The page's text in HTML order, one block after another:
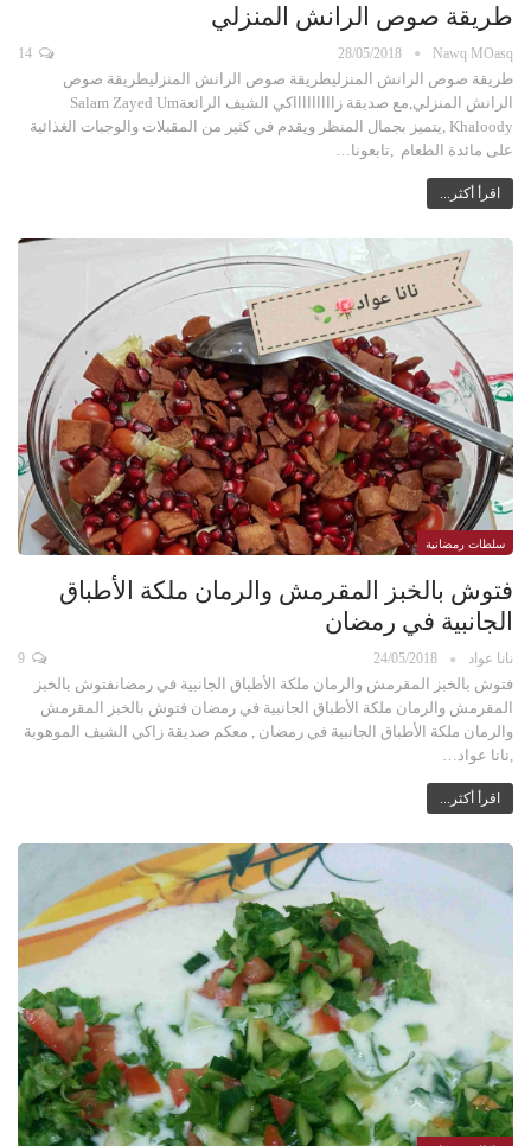
طريقة صوص الرانش المنزلي
Nawq MOasq
28/05/2018
طريقة صوص الرانش المنزليطريقة صوص الرانش المنزليطريقة صوص
الرانش المنزلي,مع صديقة زاااااااااكي الشيف الرائعةSalam Zayed Um
Khaloody ,يتميز بجمال المنظر ويقدم في كثير من المقبلات والوجبات الغذائية
على مائدة الطعام ,تابعونا…
اقرأ أكثر...
سلطات رمضانية
فتوش بالخبز المقرمش والرمان ملكة الأطباق
الجانبية في رمضان
نانا عواد 24/05/2018
فتوش بالخبز المقرمش والرمان ملكة الأطباق الجانبية في رمضانفتوش بالخبز
المقرمش والرمان ملكة الأطباق الجانبية في رمضان فتوش بالخبز المقرمش
والرمان ملكة الأطباق الجانبية في رمضان , معكم صديقة زاكي الشيف الموهوبة
,نانا عواد…
اقرأ أكثر...